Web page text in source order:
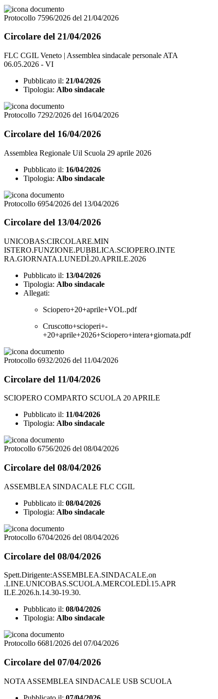
Protocollo 7596/2026 del 21/04/2026
Circolare del 21/04/2026
FLC CGIL Veneto | Assemblea sindacale personale ATA
06.05.2026 - VI
Pubblicato il: 21/04/2026
Tipologia: Albo sindacale
Protocollo 7292/2026 del 16/04/2026
Circolare del 16/04/2026
Assemblea Regionale Uil Scuola 29 aprile 2026
Pubblicato il: 16/04/2026
Tipologia: Albo sindacale
Protocollo 6954/2026 del 13/04/2026
Circolare del 13/04/2026
UNICOBAS:CIRCOLARE.MIN
ISTERO.FUNZIONE.PUBBLICA.SCIOPERO.INTE
RA.GIORNATA.LUNEDÌ.20.APRILE.2026
Pubblicato il: 13/04/2026
Tipologia: Albo sindacale
Allegati:
Sciopero+20+aprile+VOL.pdf
Cruscotto+scioperi+-
+20+aprile+2026+Sciopero+intera+giornata.pdf
Protocollo 6932/2026 del 11/04/2026
Circolare del 11/04/2026
SCIOPERO COMPARTO SCUOLA 20 APRILE
Pubblicato il: 11/04/2026
Tipologia: Albo sindacale
Protocollo 6756/2026 del 08/04/2026
Circolare del 08/04/2026
ASSEMBLEA SINDACALE FLC CGIL
Pubblicato il: 08/04/2026
Tipologia: Albo sindacale
Protocollo 6704/2026 del 08/04/2026
Circolare del 08/04/2026
Spett.Dirigente:ASSEMBLEA.SINDACALE.on
.LINE.UNICOBAS.SCUOLA.MERCOLEDÌ.15.APR
ILE.2026.h.14.30-19.30.
Pubblicato il: 08/04/2026
Tipologia: Albo sindacale
Protocollo 6681/2026 del 07/04/2026
Circolare del 07/04/2026
NOTA ASSEMBLEA SINDACALE USB SCUOLA